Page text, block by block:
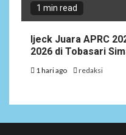
1 min read
Ijeck Juara APRC
2026 di Tobasari
1 hari ago redaksi